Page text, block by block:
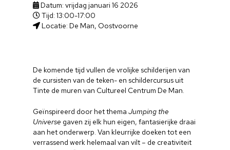
De komende tijd vullen de vrolijke schilderijen van
de cursisten van de teken- en schildercursus uit
Tinte de muren van Cultureel Centrum De Man.
Geïnspireerd door het themaJumping the
Universe gaven zij elk hun eigen, fantasierijke draai
aan het onderwerp. Van kleurrijke doeken tot een
verrassend werk helemaal van vilt – de creativiteit
Datum: vrijdag januari 16 2026
Tijd: 13:00-17:00
Locatie: De Man, Oostvoorne